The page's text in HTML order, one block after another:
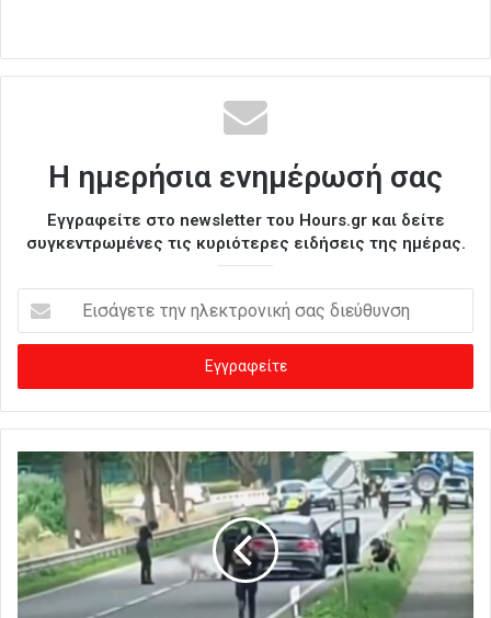
Η ημερήσια ενημέρωσή σας
Εγγραφείτε στο newsletter του Hours.gr και δείτε
συγκεντρωμένες τις κυριότερες ειδήσεις της ημέρας.
σ
γ
ε
ε
τ
η
ν
η
λ
ε